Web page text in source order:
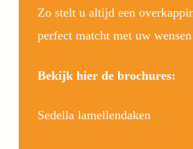
Zo stelt u altijd een
perfect matcht met uw
Bekijk hier de brochures:
Sedella lamellendaken